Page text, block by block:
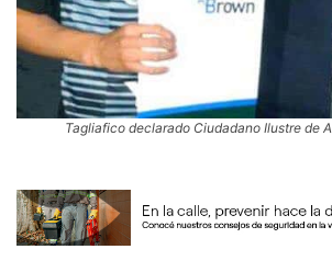
Tagliafico declarado Ciudadano Ilustre de